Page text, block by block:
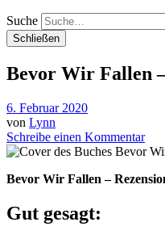
Suche
Schließen
Bevor Wir Fallen
6. Februar 2020
von Lynn
Schreibe einen Kommentar
Bevor Wir Fallen –
Gut gesagt: